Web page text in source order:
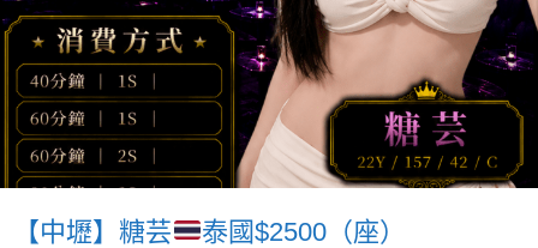
【中壢】糖芸 泰國$2500（座）